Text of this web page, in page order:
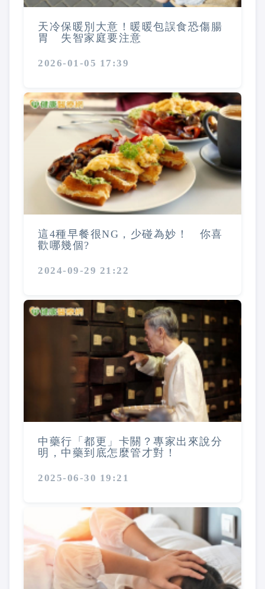
天冷保暖別大意！暖暖包誤食恐傷腸
胃 失智家庭要注意
2026-01-05 17:39
這4種早餐很NG，少碰為妙！ 你喜
歡哪幾個?
2024-09-29 21:22
中藥行「都更」卡關？專家出來說分
明，中藥到底怎麼管才對！
2025-06-30 19:21